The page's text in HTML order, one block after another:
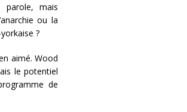
parole, mais
ou la
?
aimé. Wood
le potentiel
de